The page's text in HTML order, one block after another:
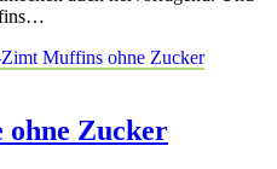
Muffins ohne Zucker
ohne Zucker